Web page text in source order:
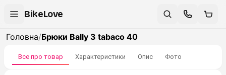
BikeLove
Головна/Брюки Bally 3 tabaco 40
Все про товар Характеристики Опис Фото